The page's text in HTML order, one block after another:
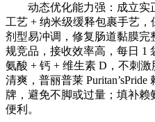
动态优化能力强：成立实
工艺 + 纳米级缓释包裹手艺
剂型易冲调，修复肠道黏膜完
规竞品，接收效率高，每日 1
氨酸 + 钙 + 维生素 D，不刺
清爽，普丽普莱
牌，避免不脚或过量；填补赖
便利。